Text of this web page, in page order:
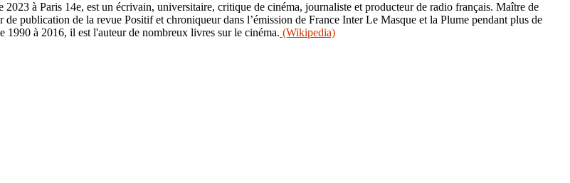
à Paris 14e, est un écrivain, universitaire, critique de cinéma, journaliste et producteur de radio français. Maître de
publication de la revue Positif et chroniqueur dans l’émission de France Inter Le Masque et la Plume pendant plus de
à 2016, il est l'auteur de nombreux livres sur le cinéma. (Wikipedia)